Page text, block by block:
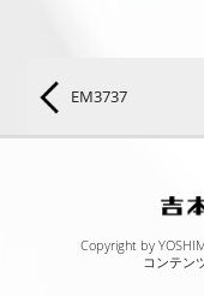
EM3737
Copyright by
コンテン